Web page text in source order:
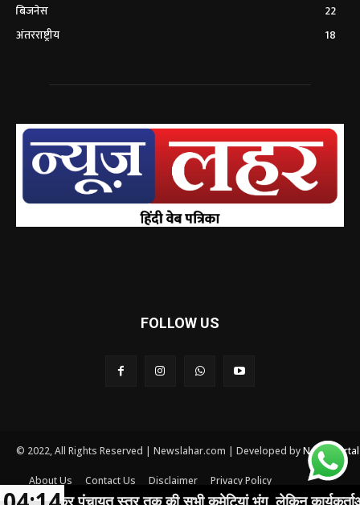
बिजनेस
22
अंतरराष्ट्रीय
18
FOLLOW US
© 2022, All Rights Reserved | Newslahar.com | Developed byNews
About Us Contact Us Disclaimer
Privacy Policy
Terms and conditions
पंचायत स्तर तक की सभी कमेटियां भंग, लेकिन कार्यकर्ताओं ने शीर्ष